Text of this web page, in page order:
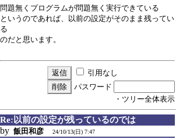
問題無くプログラムが問題無く実行できている
というのであれば、以前の設定がそのまま残ってい
る
のだと思います。
引用なし
パスワード
・ツリー全体表示
Re:以前の設定が残っているのでは
by 飯田和彦 24/10/13(日) 7:47